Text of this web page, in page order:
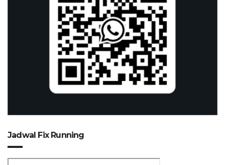
Jadwal Fix Running